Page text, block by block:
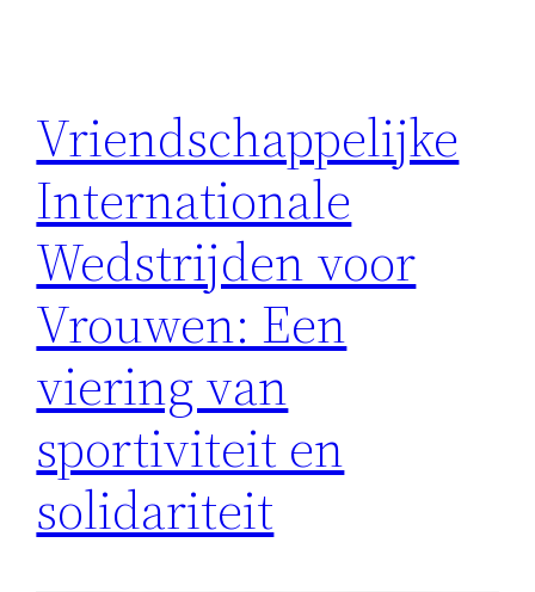
Vriendschappelijke
Internationale
Wedstrijden voor
Vrouwen: Een
viering van
sportiviteit en
solidariteit